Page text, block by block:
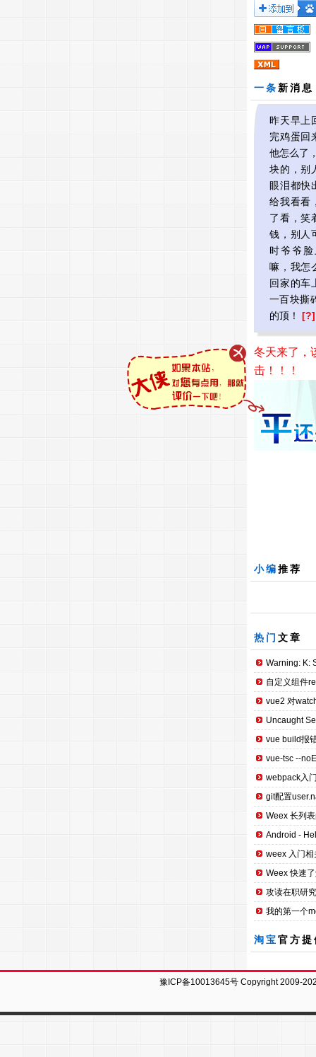
一条 新消息
昨天早上
完鸡蛋回
他怎么了
块的，别
眼泪都快
给我看看
了看，笑
钱，别人
时爷爷
嘛，我怎
回家的车
一百块撕
的顶！ [?]
冬天来了，
击！！！
小编推荐
热门 文章
Warning: K:
自定义组件
vue2 对
Uncaught
vue build报
vue-tsc --
webpack入
git配置
Weex 长列
Android -
weex 入门
Weex 快速
攻读在职研
我的第一个
淘宝官方
豫ICP备10013645号 Copyright 2009-